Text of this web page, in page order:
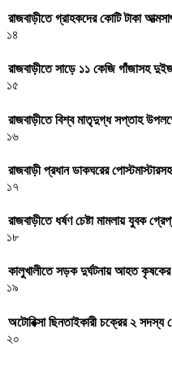
রাজবাড়ীতে গ্রাহকদের কোটি টাকা
১৪
রাজবাড়ীতে সাড়ে ১১ কেজি গাঁজাসহ
১৫
রাজবাড়ীতে বিশ্ব মাতৃদুগ্ধ সপ্তাহ
১৬
রাজবাড়ী প্রধান ডাকঘরের
১৭
রাজবাড়ীতে ধর্ষণ চেষ্টা মামলায় যুবক
১৮
কালুখালীতে সড়ক দুর্ঘটনায় আহত
১৯
অটোরিক্সা ছিনতাইকারী চক্রের ২ সদস্য
২০